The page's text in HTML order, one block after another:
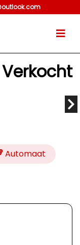
Verkocht
Automaat